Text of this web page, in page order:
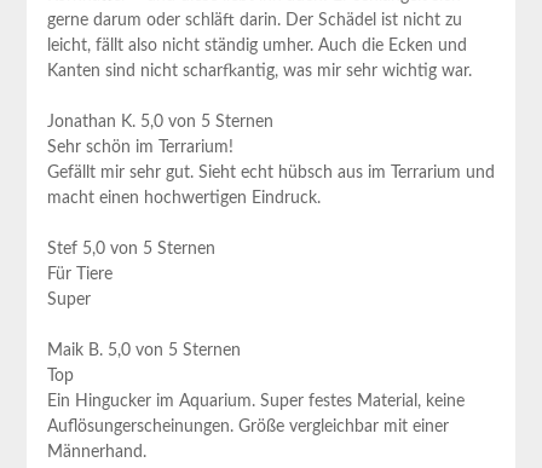
gerne ⁣darum oder schläft darin. ⁣Der ​Schädel​ ist nicht zu
‌leicht,⁢ fällt also‍ nicht ständig umher. Auch die Ecken und
Kanten sind nicht scharfkantig, was mir sehr wichtig war.
Jonathan K. ​5,0⁣ von 5 Sternen
Sehr‍ schön im Terrarium!
Gefällt mir sehr gut. Sieht⁣ echt hübsch ​aus im ⁣Terrarium und
macht ⁤einen hochwertigen ‍Eindruck.
Stef 5,0 von 5 Sternen
Für Tiere
Super
Maik B. 5,0​ von 5 ‌Sternen
Top
Ein Hingucker‌ im Aquarium. Super festes ⁢Material, keine
Auflösungerscheinungen. Größe‍ vergleichbar‌ mit einer⁢
Männerhand.